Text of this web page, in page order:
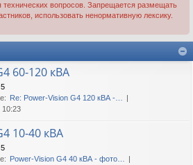
вопросов. Запрещается размещать
использовать ненормативную лексику.
60-120 кВА
5
Re: Power-Vision G4 120 кВА -…
10:23
10-40 кВА
5
Power-Vision G4 40 кВА - фото…